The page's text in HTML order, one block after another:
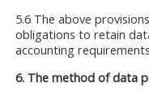
5.6 The above
obligations to retain
accounting
6. The method of data